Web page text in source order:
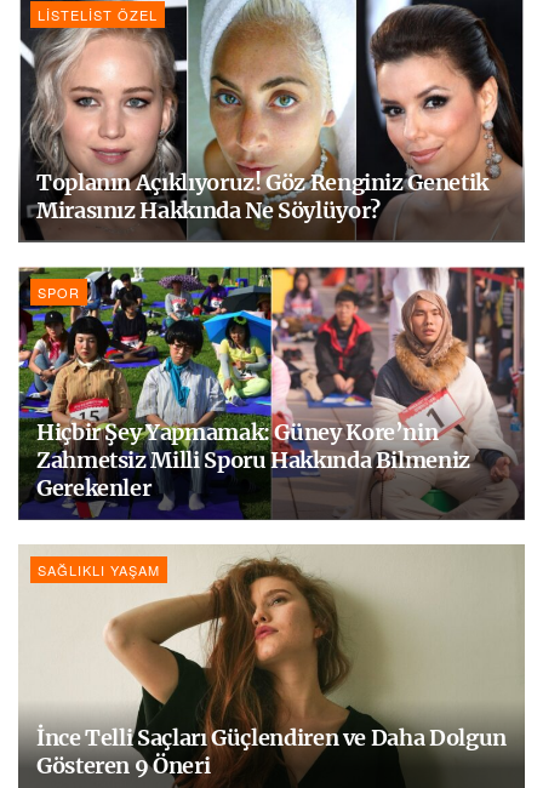
LISTELIST ÖZEL
Toplanın Açıklıyoruz! Göz Renginiz Genetik
Mirasınız Hakkında Ne Söylüyor?
SPOR
Hiçbir Şey Yapmamak: Güney Kore’nin
Zahmetsiz Milli Sporu Hakkında Bilmeniz
Gerekenler
SAĞLIKLI YAŞAM
İnce Telli Saçları Güçlendiren ve Daha Dolgun
Gösteren 9 Öneri